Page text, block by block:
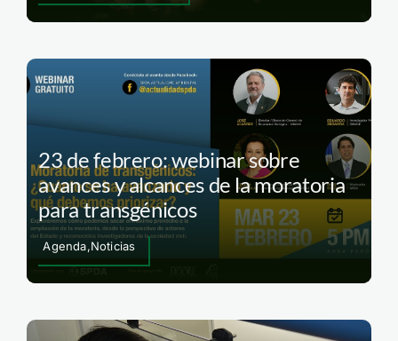
23 de febrero: webinar sobre
avances y alcances de la moratoria
para transgénicos
Agenda,Noticias